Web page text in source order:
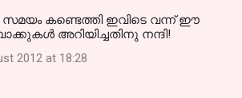
കണ്ടെത്തി ഇവിടെ വന്ന് ഈ
അറിയിച്ചതിനു നന്ദി!
2012 at 18:28